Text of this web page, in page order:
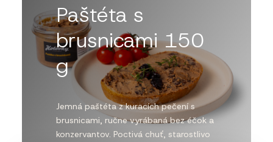
Paštéta s
brusnicami 150
g
Jemná paštéta z kuracích pečení s
brusnicami, ručne vyrábaná bez éčok a
konzervantov. Poctivá chuť, starostlivo